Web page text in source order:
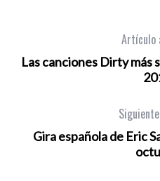
Artículo
Las canciones Dirty más
Gira española de Eric